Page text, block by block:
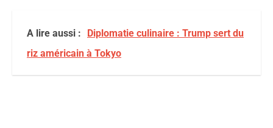
A lire aussi :
Diplomatie culinaire : Trump sert du
riz américain à Tokyo